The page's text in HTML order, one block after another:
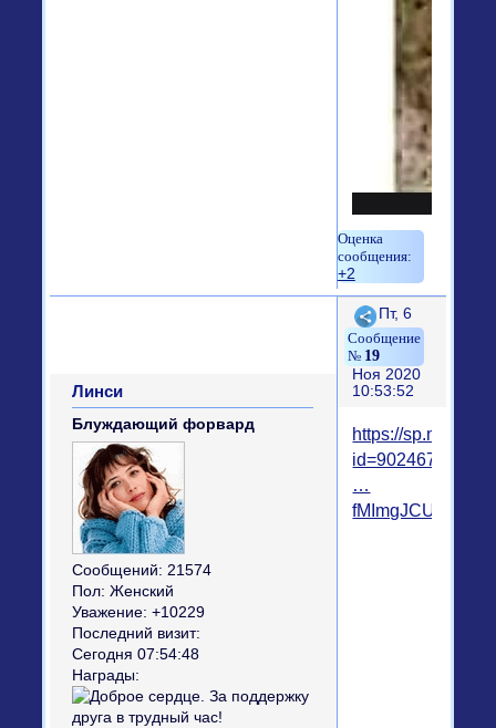
+2
Поделиться
19
Пт, 6
Ноя 2020
10:53:52
Линси
Блуждающий форвард
Сообщений: 21574
Пол: Женский
Уважение: +10229
Последний визит:
Сегодня 07:54:48
Награды:
https://
id=9024675227
…
fMImgJCUeU